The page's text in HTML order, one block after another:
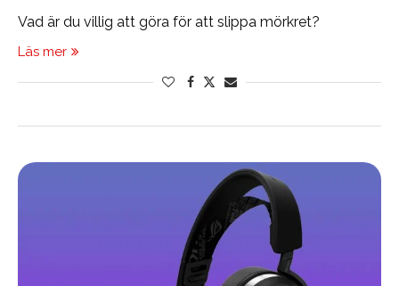
Vad är du villig att göra för att slippa mörkret?
Läs mer